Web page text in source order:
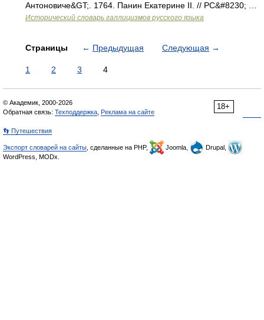
Антоновиче&GT;. 1764. Панин Екатерине II. // РС&#8230; …
Исторический словарь галлицизмов русского языка
Страницы ← Предыдущая Следующая →
1 2 3 4
18+
© Академик, 2000-2026
Обратная связь: Техподдержка Реклама на сайте
👣 Путешествия
Экспорт словарей на сайты , сделанные на PHP, Joomla,
Drupal,
WordPress, MODx.